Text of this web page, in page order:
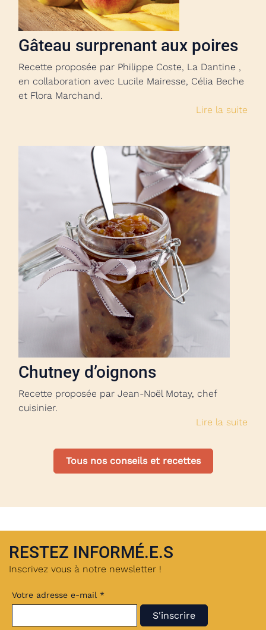
Gâteau surprenant aux poires
Recette proposée par Philippe Coste, La Dantine ,
en collaboration avec Lucile Mairesse, Célia Beche
et Flora Marchand.
Lire la suite
Chutney d’oignons
Recette proposée par Jean-Noël Motay, chef
cuisinier.
Lire la suite
Tous nos conseils et recettes
RESTEZ INFORMÉ.E.S
Inscrivez vous à notre newsletter !
Votre adresse e-mail *